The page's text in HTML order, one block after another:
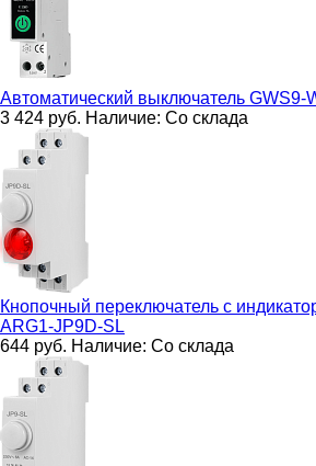
Автоматический выключатель GWS9-
3 424 руб. Наличие: Со склада
Кнопочный переключатель с
ARG1-JP9D-SL
644 руб. Наличие: Со склада